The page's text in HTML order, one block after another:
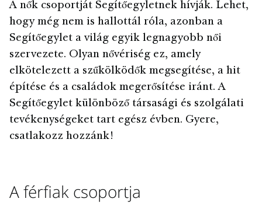
A nők csoportját Segítőegyletnek hívják. Lehet,
hogy még nem is hallottál róla, azonban a
Segítőegylet a világ egyik legnagyobb női
szervezete. Olyan nővériség ez, amely
elkötelezett a szűkölködők megsegítése, a hit
építése és a családok megerősítése iránt. A
Segítőegylet különböző társasági és szolgálati
tevékenységeket tart egész évben. Gyere,
csatlakozz hozzánk!
A férfiak csoportja